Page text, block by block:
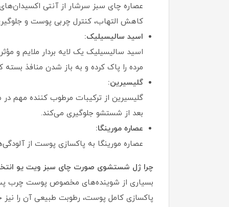
عصاره چای سبز سرشار از آنتی‌
کاهش التهاب، کنترل چربی پوست و
اسید سالیسیلیک:
اسید سالیسیلیک یک لایه‌ بردار ملایم و
مرده را پاک کرده و به باز شدن منافذ
گلیسیرین:
گلیسیرین از ترکیبات مرطوب‌ کننده مهم
بعد از شستشو جلوگیری می‌کند.
عصاره مورینگا:
عصاره مورینگا به پاکسازی پوست از
چرا ژل شستشوی صورت چای سبز ویت یو
بسیاری از شوینده‌های مخصوص پوست چرب پس
پاکسازی کامل پوست، رطوبت طبیعی آن را